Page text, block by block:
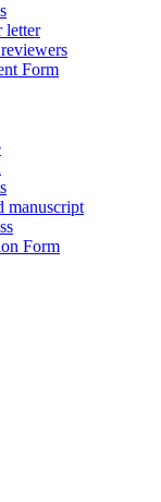
letter
Form
manuscript
Form